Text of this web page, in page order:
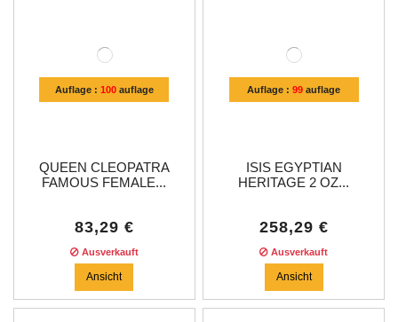
Auflage : 100auflage
QUEEN CLEOPATRA
FAMOUS FEMALE...
83,29 €
Ausverkauft
Ansicht
Auflage :99 auflage
ISIS EGYPTIAN
HERITAGE 2 OZ...
258,29 €
Ausverkauft
Ansicht